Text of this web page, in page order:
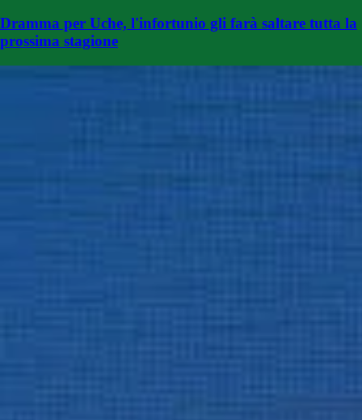
Dramma per Uche, l'infortunio gli farà saltare tutta la
prossima stagione